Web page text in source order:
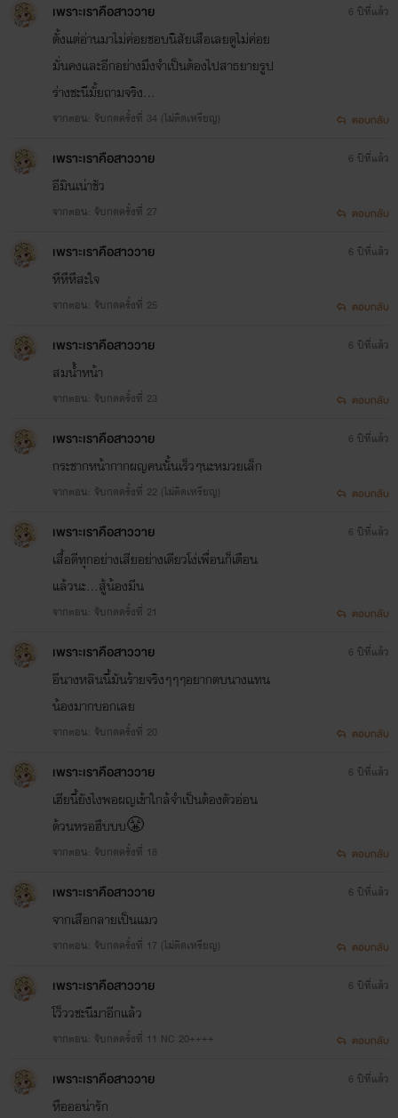
เพราะเราคือสาววาย
ตั้งแต่อ่านมาไม่ค่อยชอบนิสัยเสือเลยดูไม่ค่อย
มั่นคงและอีกอย่างมึงจําเป็นต้องไปสาธยายรูป
ร่างชะนีมั้ยถามจริง...
จากตอน: จับกดครั้งที่ 34 (ไม่ติดเหรียญ)
6 ปีที่แล้ว
ตอบกลับ
เพราะเราคือสาววาย
อีมินเน่าชัว
จากตอน: จับกดครั้งที่ 27
6 ปีที่แล้ว
ตอบกลับ
เพราะเราคือสาววาย
หึหึหึสะใจ
จากตอน: จับกดครั้งที่ 25
6 ปีที่แล้ว
ตอบกลับ
เพราะเราคือสาววาย
สมนํ้าหน้า
จากตอน: จับกดครั้งที่ 23
6 ปีที่แล้ว
ตอบกลับ
เพราะเราคือสาววาย
กระชากหน้ากากผญคนนั้นเร็วๆนะหมวยเล็ก
จากตอน: จับกดครั้งที่ 22 (ไม่ติดเหรียญ)
6 ปีที่แล้ว
ตอบกลับ
เพราะเราคือสาววาย
เสื้อดีทุกอย่างเสียอย่างเดียวโง่เพื่อนก็เตือน
แล้วนะ...สู้น้องมีน
จากตอน: จับกดครั้งที่ 21
6 ปีที่แล้ว
ตอบกลับ
เพราะเราคือสาววาย
อีนางหลินนี้มันร้ายจริงๆๆๆอยากตบนางแทน
น้องมากบอกเลย
จากตอน: จับกดครั้งที่ 20
6 ปีที่แล้ว
ตอบกลับ
เพราะเราคือสาววาย
เฮียนี้ยังไงพอผญเข้าใกล้จําเป็นต้องตัวอ่อน
ด้วนหรอฮึบบบ😤
จากตอน: จับกดครั้งที่ 18
6 ปีที่แล้ว
ตอบกลับ
เพราะเราคือสาววาย
จากเสือกลายเป็นแมว
จากตอน: จับกดครั้งที่ 17 (ไม่ติดเหรียญ)
6 ปีที่แล้ว
ตอบกลับ
เพราะเราคือสาววาย
โว็ววชะนีมาอีกแล้ว
จากตอน: จับกดครั้งที่ 11 NC 20++++
6 ปีที่แล้ว
ตอบกลับ
เพราะเราคือสาววาย
หือออน่ารัก
6 ปีที่แล้ว